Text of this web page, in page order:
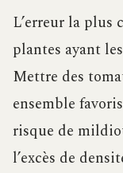
L’erreur la plus
plantes ayant
Mettre des
ensemble
risque de
l’excès de